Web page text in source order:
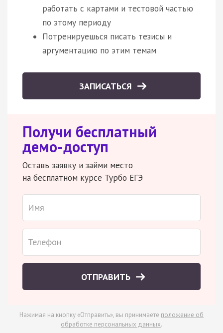
работать с картами и тестовой частью
по этому периоду
Потренируешься писать тезисы и
аргументацию по этим темам
ЗАПИСАТЬСЯ
Получи бесплатный
демо-доступ
Оставь заявку и займи место
на бесплатном курсе Турбо ЕГЭ
ОТПРАВИТЬ
Нажимая на кнопку «Отправить», вы принимаете положение об
обработке персональных данных.